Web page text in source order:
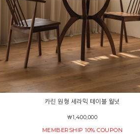
카린 원형 세라믹 테이블 월넛
￦1,400,000
MEMBERSHIP 10% COUPON